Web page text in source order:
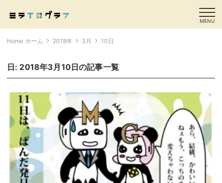
MENU
Home ホーム 2018年 3月 10日
日: 2018年3月10日の記事一覧